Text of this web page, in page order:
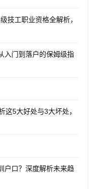
技工职业资格全解析，
入门到落户的保姆级指
这5大好处与3大坏处，
户口？深度解析未来趋